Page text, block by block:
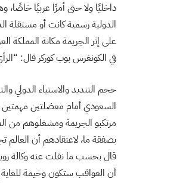
داخليًا ولا حتى أمرًا عربيًا خاصًا،
الدولية رسمية كانت أو مستقلة
على إثر الجريمة مكانة المملكة
في الكونغرس بوب كوركر قال:
حجم التنديد والاستياء الدولي
السعودي أمام معضلتين مهمتين
مرتكبو الجريمة ومشغلوهم من
بصفقة ما، لاعتقادهم أن العالم
قال بحسب ما نقلت عنه وكالة
أن العواقب ستكون وخيمة